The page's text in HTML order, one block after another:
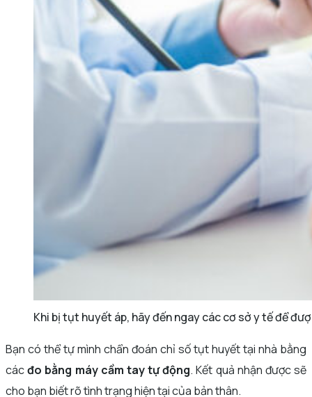
Khi bị tụt huyết áp, hãy đến ngay các cơ sở y tế để
Bạn có thể tự mình chẩn đoán chỉ số tụt huyết tại nhà bằng
cácđo bằng máy cầm tay tự động. Kết quả nhận được sẽ
cho bạn biết rõ tình trạng hiện tại của bản thân.